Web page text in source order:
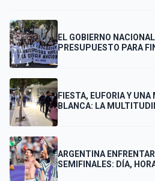
EL GOBIERNO
PRESUPUESTO PARA
FIESTA, EUFORIA Y UNA
BLANCA: LA
ARGENTINA
SEMIFINALES: DÍA,